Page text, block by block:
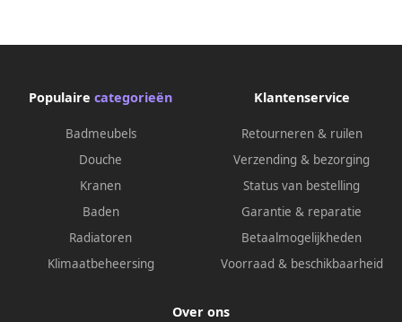
Populaire categorieën
Badmeubels
Douche
Kranen
Baden
Radiatoren
Klimaatbeheersing
Klantenservice
Retourneren & ruilen
Verzending & bezorging
Status van bestelling
Garantie & reparatie
Betaalmogelijkheden
Voorraad & beschikbaarheid
Over ons